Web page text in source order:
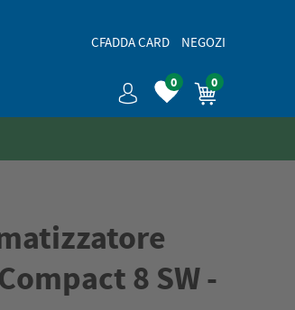
CFADDA CARD NEGOZI
0 0
8 SW -